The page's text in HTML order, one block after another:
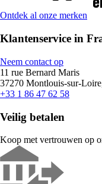
Ontdek al onze merken
Klantenservice in
Neem contact op
11 rue Bernard Maris
37270 Montlouis-sur-
+33 1 86 47 62 58
Veilig betalen
Koop met vertrouwen op